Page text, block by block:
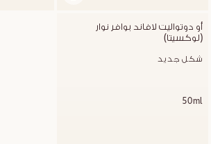
(لوكسيتا)
شكل جديد
50ml